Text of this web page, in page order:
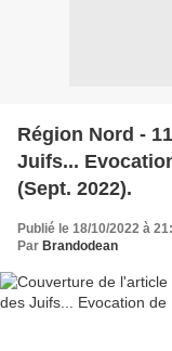
Région Nord -
Juifs...
(Sept. 2022).
Publié le 18/10/2022 à
Par Brandodean